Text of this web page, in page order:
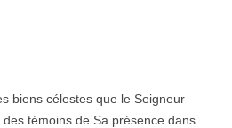
biens célestes que le Seigneur
témoins de Sa présence dans